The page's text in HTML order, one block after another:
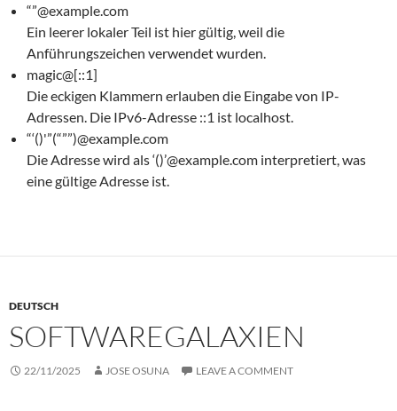
“”@example.com
Ein leerer lokaler Teil ist hier gültig, weil die
Anführungszeichen verwendet wurden.
magic@[::1]
Die eckigen Klammern erlauben die Eingabe von IP-
Adressen. Die IPv6-Adresse ::1 ist localhost.
“‘()'”(“””)@example.com
Die Adresse wird als ‘()’@example.com interpretiert, was
eine gültige Adresse ist.
DEUTSCH
SOFTWAREGALAXIEN
22/11/2025 JOSE OSUNA LEAVE A COMMENT